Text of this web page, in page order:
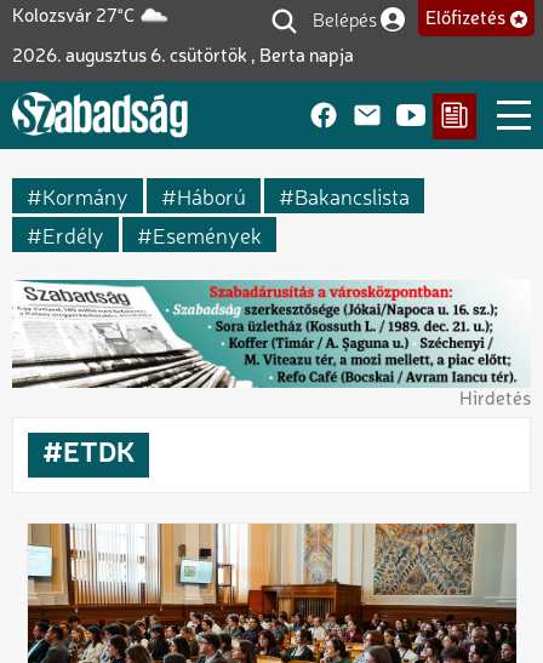
Ugrás
tartalomra
Kolozsvár 27°C
2026. augusztus 6. csütörtök , Berta napja
Felhasználói fiók
Belépés Előfizetés
Kormány Háború
Bakancslista
Erdély
Események
Hirdetés
ETDK